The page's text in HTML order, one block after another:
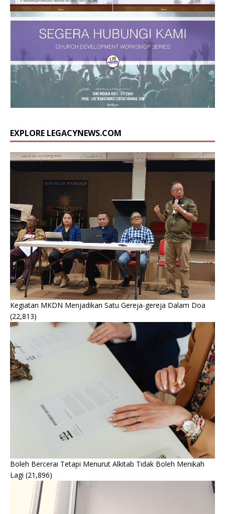
EXPLORE LEGACYNEWS.COM
Kegiatan MKDN Menjadikan Satu Gereja-gereja Dalam Doa
(22,813)
Boleh Bercerai Tetapi Menurut Alkitab Tidak Boleh Menikah
Lagi (21,896)